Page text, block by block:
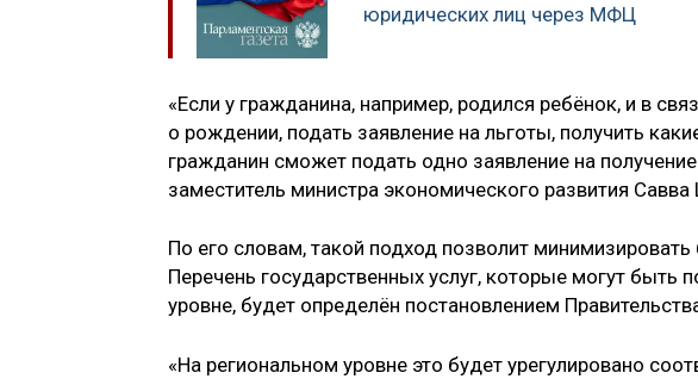
юридических лиц через МФЦ
«Если у гражданина, например, родился ребёнок, и в
о рождении, подать заявление на льготы, получить
гражданин сможет подать одно заявление на
заместитель министра экономического развития
По его словам, такой подход позволит
Перечень государственных услуг, которые могут быть
уровне, будет определён постановлением
«На региональном уровне это будет урегулировано